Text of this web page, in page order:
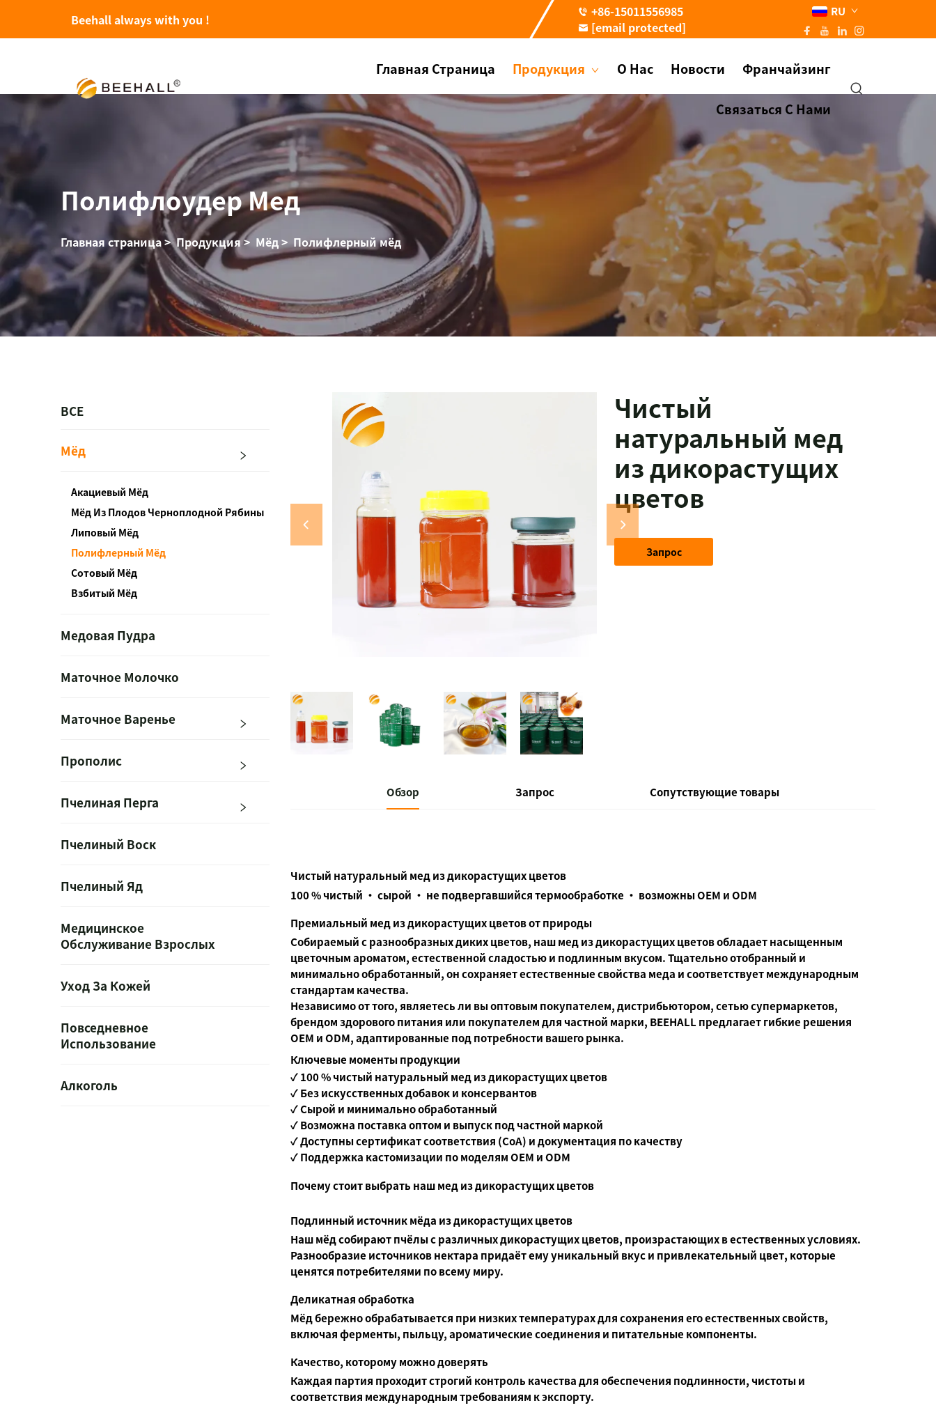
Beehall always with you !
+86-15011556985
[email protected]
RU
Главная Страница Продукция О Нас Новости Франчайзинг
Связаться С Нами
Полифлоудер Мед
Главная страница>Продукция> Мёд> Полифлерный мёд
ВСЕ
Мёд
Акациевый Мёд
Мёд Из Плодов Черноплодной Рябины
Липовый Мёд
Полифлерный Мёд
Сотовый Мёд
Взбитый Мёд
Медовая Пудра
Маточное Молочко
Маточное Варенье
Прополис
Пчелиная Перга
Пчелиный Воск
Пчелиный Яд
Медицинское
Обслуживание Взрослых
Уход За Кожей
Повседневное
Использование
Алкоголь
Чистый
натуральный мед
из дикорастущих
цветов
Запрос
Обзор Запрос Сопутствующие товары
Чистый натуральный мед из дикорастущих цветов
100 % чистый • сырой • не подвергавшийся термообработке • возможны OEM и ODM
Премиальный мед из дикорастущих цветов от природы
Собираемый с разнообразных диких цветов, наш мед из дикорастущих цветов обладает насыщенным
цветочным ароматом, естественной сладостью и подлинным вкусом. Тщательно отобранный и
минимально обработанный, он сохраняет естественные свойства меда и соответствует международным
стандартам качества.
Независимо от того, являетесь ли вы оптовым покупателем, дистрибьютором, сетью супермаркетов,
брендом здорового питания или покупателем для частной марки, BEEHALL предлагает гибкие решения
OEM и ODM, адаптированные под потребности вашего рынка.
Ключевые моменты продукции
✓ 100 % чистый натуральный мед из дикорастущих цветов
✓ Без искусственных добавок и консервантов
✓ Сырой и минимально обработанный
✓ Возможна поставка оптом и выпуск под частной маркой
✓ Доступны сертификат соответствия (СоА) и документация по качеству
✓ Поддержка кастомизации по моделям OEM и ODM
Почему стоит выбрать наш мед из дикорастущих цветов
Подлинный источник мёда из дикорастущих цветов
Наш мёд собирают пчёлы с различных дикорастущих цветов, произрастающих в естественных условиях.
Разнообразие источников нектара придаёт ему уникальный вкус и привлекательный цвет, которые
ценятся потребителями по всему миру.
Деликатная обработка
Мёд бережно обрабатывается при низких температурах для сохранения его естественных свойств,
включая ферменты, пыльцу, ароматические соединения и питательные компоненты.
Качество, которому можно доверять
Каждая партия проходит строгий контроль качества для обеспечения подлинности, чистоты и
соответствия международным требованиям к экспорту.